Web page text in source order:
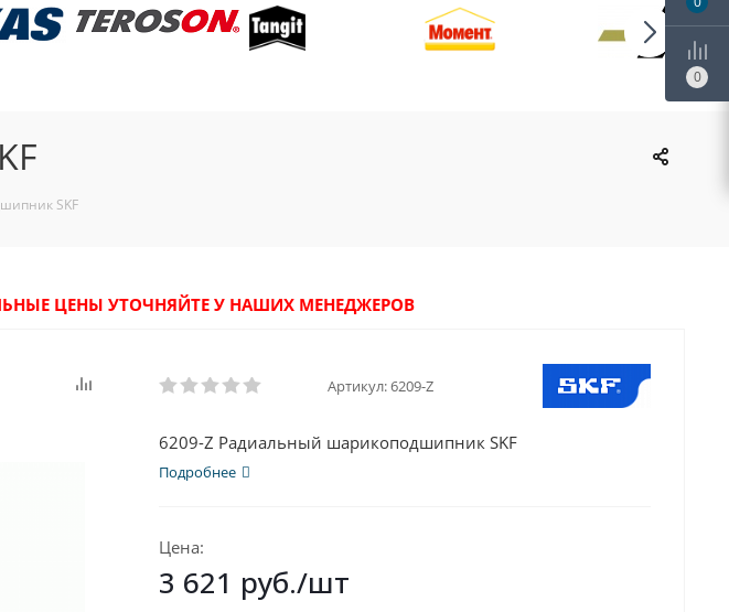
SKF
ЦЕНЫ УТОЧНЯЙТЕ У НАШИХ МЕНЕДЖЕРОВ
Артикул:6209-Z
6209-Z Радиальный шарикоподшипник SKF
Подробнее
Цена:
3 621 руб./шт
0